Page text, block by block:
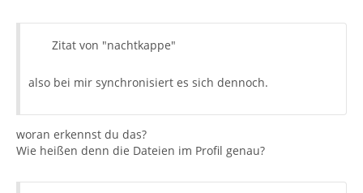
Zitat von "nachtkappe"
also bei mir synchronisiert es sich dennoch.
woran erkennst du das?
Wie heißen denn die Dateien im Profil genau?